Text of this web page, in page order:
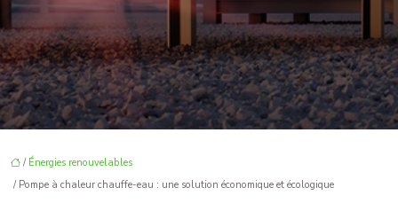
/ Énergies renouvelables
/ Pompe à chaleur chauffe-eau : une solution économique et écologique